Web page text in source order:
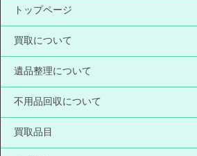
トップページ
買取について
遺品整理について
不用品回収について
買取品目